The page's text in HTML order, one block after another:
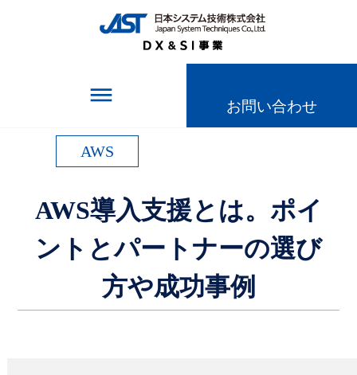
TOPページ＞記事一覧＞
AWS導入支援とは。ポイントとパートナーの選び
方や成功事例
dehaze お問い合わせ
AWS
AWS導入支援とは。ポイ
ントとパートナーの選び
方や成功事例